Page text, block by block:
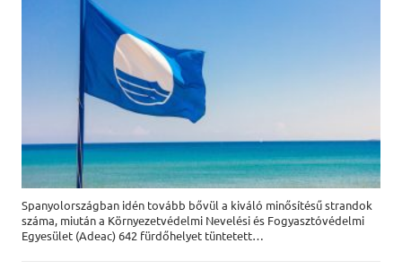
Spanyolországban idén tovább bővül a kiváló minősítésű strandok
száma, miután a Környezetvédelmi Nevelési és Fogyasztóvédelmi
Egyesület (Adeac) 642 fürdőhelyet tüntetett…